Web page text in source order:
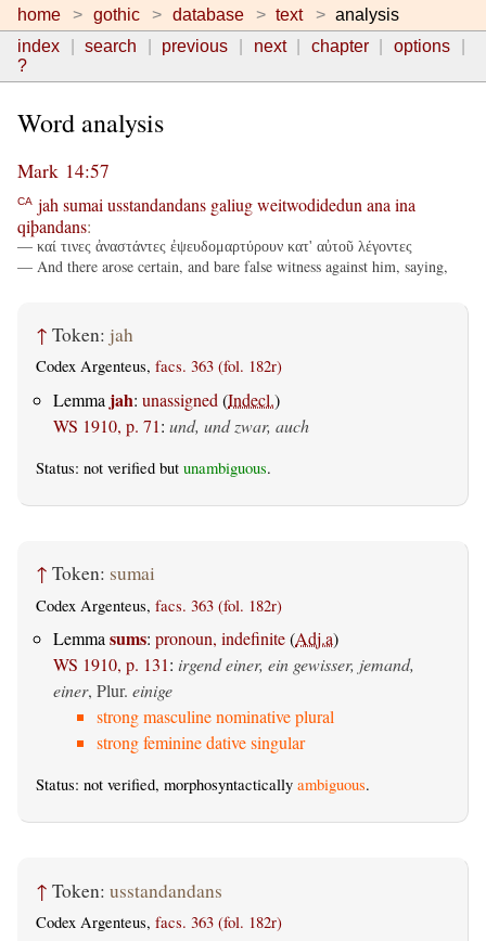
home gothic database text
analysis
index
search previous next chapter
options
?
Word analysis
Mark 14:57
CA jah sumai usstandandans galiugweitwodidedun ana ina
qiþandans:
— καί τινες ἀναστάντες ἐψευδομαρτύρουν κατ' αὐτοῦ λέγοντες
— And there arose certain, and bare false witness against him, saying,
↑ Token: jah
Codex Argenteus, facs. 363 (fol. 182r)
Lemma jah: unassigned (Indecl.)
WS 1910, p. 71: und, und zwar, auch
Status: not verified but unambiguous.
↑ Token: sumai
Codex Argenteus, facs. 363 (fol. 182r)
Lemma sums: pronoun, indefinite(Adj.a)
WS 1910, p. 131: irgend einer, ein gewisser, jemand,
einer, Plur. einige
strong masculine nominative plural
strong feminine dative singular
Status: not verified, morphosyntactically ambiguous.
↑ Token: usstandandans
Codex Argenteus, facs. 363 (fol. 182r)